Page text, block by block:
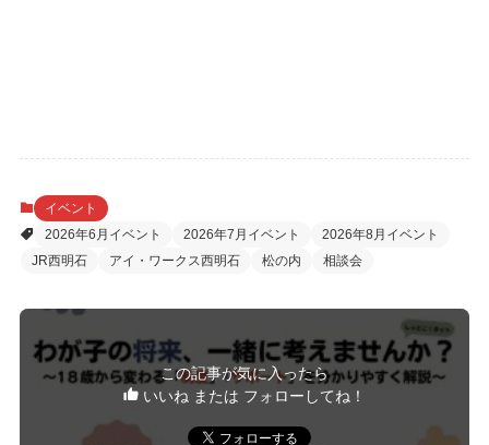
イベント
2026年6月イベント
2026年7月イベント
2026年8月イベント
JR西明石
アイ・ワークス西明石 松の内 相談会
この記事が気に入ったら
いいね または フォローしてね！